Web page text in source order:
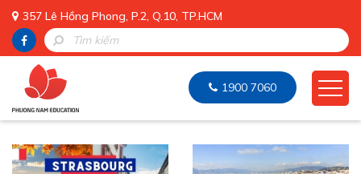
357 Lê Hồng Phong, P.2, Q.10, TP.HCM
1900 7060